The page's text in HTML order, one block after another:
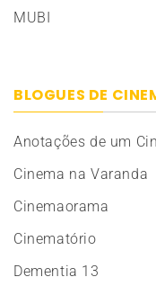
MUBI
BLOGUES DE
Anotações de um
Cinema na Varanda
Cinemaorama
Cinematório
Dementia 13